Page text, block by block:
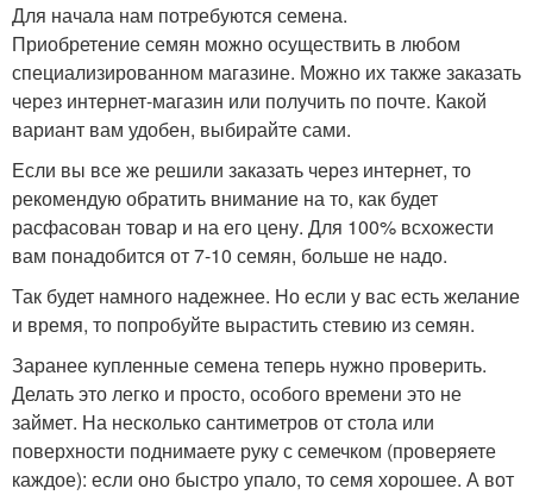
Для начала нам потребуются семена.
Приобретение семян можно осуществить в любом
специализированном магазине. Можно их также заказать
через интернет-магазин или получить по почте. Какой
вариант вам удобен, выбирайте сами.
Если вы все же решили заказать через интернет, то
рекомендую обратить внимание на то, как будет
расфасован товар и на его цену. Для 100% всхожести
вам понадобится от 7-10 семян, больше не надо.
Так будет намного надежнее. Но если у вас есть желание
и время, то попробуйте вырастить стевию из семян.
Заранее купленные семена теперь нужно проверить.
Делать это легко и просто, особого времени это не
займет. На несколько сантиметров от стола или
поверхности поднимаете руку с семечком (проверяете
каждое): если оно быстро упало, то семя хорошее. А вот